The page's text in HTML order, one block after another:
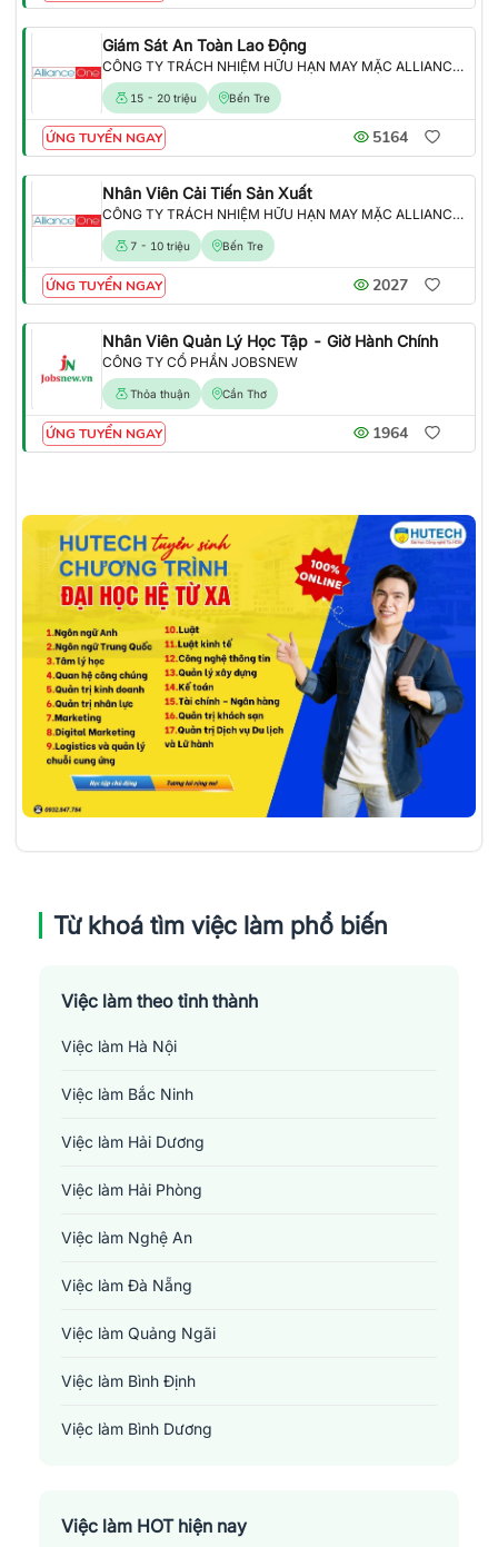
Giám Sát An Toàn Lao Động
CÔNG TY TRÁCH NHIỆM HỮU HẠN MAY MẶC ALLIANCE ONE
15 - 20 triệu Bến Tre
ỨNG TUYỂN NGAY 5164
Nhân Viên Cải Tiến Sản Xuất
CÔNG TY TRÁCH NHIỆM HỮU HẠN MAY MẶC ALLIANCE ONE
7 - 10 triệu Bến Tre
ỨNG TUYỂN NGAY 2027
Nhân Viên Quản Lý Học Tập - Giờ Hành Chính
CÔNG TY CỔ PHẦN JOBSNEW
Thỏa thuận Cần Thơ
ỨNG TUYỂN NGAY 1964
Từ khoá tìm việc làm phổ biến
Việc làm theo tỉnh thành
Việc làm Hà Nội
Việc làm Bắc Ninh
Việc làm Hải Dương
Việc làm Hải Phòng
Việc làm Nghệ An
Việc làm Đà Nẵng
Việc làm Quảng Ngãi
Việc làm Bình Định
Việc làm Bình Dương
Việc làm TP. Hồ Chí Minh
Việc làm HOT hiện nay